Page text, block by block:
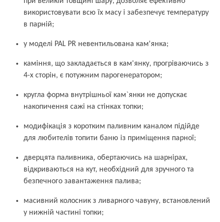
використовувати всю їх масу і забезпечує температуру
в парній;
у моделі PAL PR невентильована кам'янка;
каміння, що закладається в кам'янку, прогріваючись з
4-х сторін, є потужним парогенератором;
кругла форма внутрішньої кам`янки не допускає
накопичення сажі на стінках топки;
модифікація з коротким паливним каналом підійде
для любителів топити баню із приміщення парної;
дверцята паливника, обертаючись на шарнірах,
відкриваються на кут, необхідний для зручного та
безпечного завантаження палива;
масивний колосник з ливарного чавуну, встановлений
у нижній частині топки;